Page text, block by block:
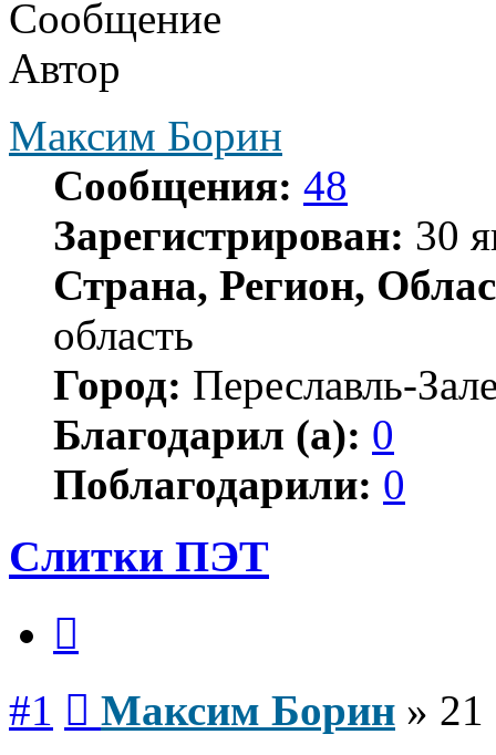
Сообщение
Автор
Максим Борин
Сообщения: 48
Зарегистрирован: 30
Страна, Регион,
область
Город: Переславль-
Благодарил (а): 0
Поблагодарили: 0
Слитки ПЭТ
#1 Максим Борин » 21